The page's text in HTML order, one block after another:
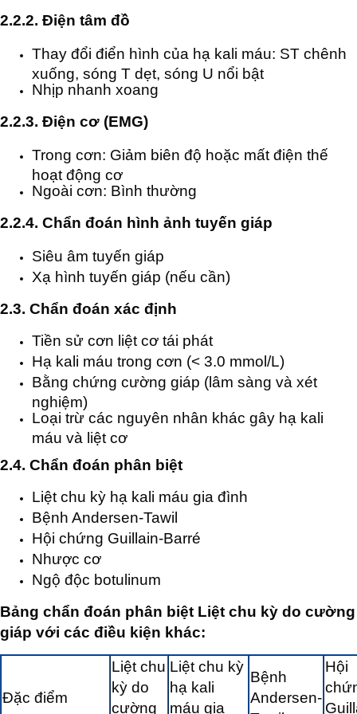
2.2.2. Điện tâm đồ
Thay đổi điển hình của hạ kali máu: ST chênh
xuống, sóng T dẹt, sóng U nổi bật
Nhịp nhanh xoang
2.2.3. Điện cơ (EMG)
Trong cơn: Giảm biên độ hoặc mất điện thế
hoạt động cơ
Ngoài cơn: Bình thường
2.2.4. Chẩn đoán hình ảnh tuyến giáp
Siêu âm tuyến giáp
Xạ hình tuyến giáp (nếu cần)
2.3. Chẩn đoán xác định
Tiền sử cơn liệt cơ tái phát
Hạ kali máu trong cơn (< 3.0 mmol/L)
Bằng chứng cường giáp (lâm sàng và xét
nghiệm)
Loại trừ các nguyên nhân khác gây hạ kali
máu và liệt cơ
2.4. Chẩn đoán phân biệt
Liệt chu kỳ hạ kali máu gia đình
Bệnh Andersen-Tawil
Hội chứng Guillain-Barré
Nhược cơ
Ngộ độc botulinum
Bảng chẩn đoán phân biệt Liệt chu kỳ do cường
giáp với các điều kiện khác:
Đặc điểm
Liệt chu
kỳ do
cường
Liệt chu kỳ
hạ kali
máu gia
Bệnh
Andersen-
Hội